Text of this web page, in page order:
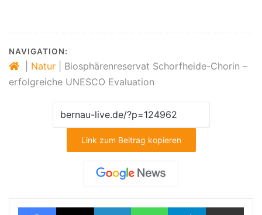
NAVIGATION:
Natur
Biosphärenreservat Schorfheide-Chorin –
erfolgreiche UNESCO Evaluation
Link zum Beitrag kopieren
FacebookX LinkedInWhatsAppTelegramTeilen via E-Mail